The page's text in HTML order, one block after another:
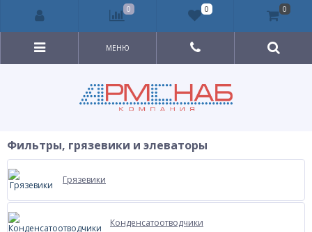
МЕНЮ
Фильтры, грязевики и элеваторы
Грязевики
Конденсатоотводчики
0 0 0